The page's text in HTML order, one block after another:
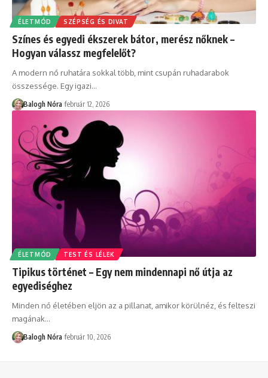
ÉLETMÓD SZÉPSÉG ÉS DIVAT
Színes és egyedi ékszerek bátor, merész nőknek –
Hogyan válassz megfelelőt?
A modern nő ruhatára sokkal több, mint csupán ruhadarabok
összessége. Egy igazi…
Balogh Nóra február 12, 2026
ÉLETMÓD TEST ÉS LÉLEK
Tipikus történet – Egy nem mindennapi nő útja az
egyediséghez
Minden nő életében eljön az a pillanat, amikor körülnéz, és felteszi
magának…
Balogh Nóra február 10, 2026